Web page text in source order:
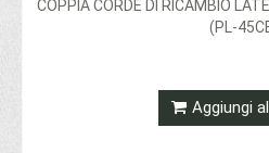
COPPIA CORDE DI RICAMBIO
(PL-
Aggiungi